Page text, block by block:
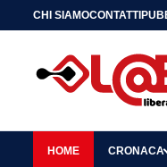
CHI SIAMOCONTATTI
HOME CRONACA